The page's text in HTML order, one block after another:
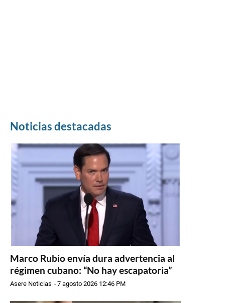
Noticias destacadas
Marco Rubio envía dura advertencia al
régimen cubano: “No hay escapatoria”
Asere Noticias -7 agosto 2026 12:46 PM